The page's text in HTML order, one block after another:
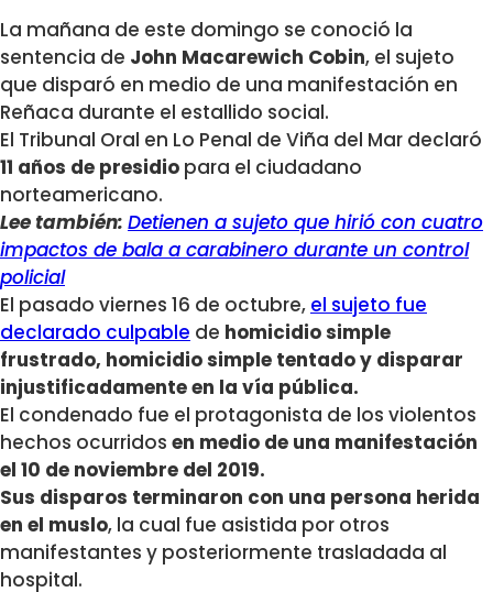
La mañana de este domingo se conoció la
sentencia de John Macarewich Cobin, el sujeto
que disparó en medio de una manifestación en
Reñaca durante el estallido social.
El Tribunal Oral en Lo Penal de Viña del Mar declaró
11 años de presidio para el ciudadano
norteamericano.
Lee también: Detienen a sujeto que hirió con cuatro
impactos de bala a carabinero durante un control
policial
El pasado viernes 16 de octubre, el sujeto fue
declarado culpable de homicidio simple
frustrado, homicidio simple tentado y disparar
injustificadamente en la vía pública.
El condenado fue el protagonista de los violentos
hechos ocurridos en medio de una manifestación
el 10 de noviembre del 2019.
Sus disparos terminaron con una persona herida
en el muslo, la cual fue asistida por otros
manifestantes y posteriormente trasladada al
hospital.